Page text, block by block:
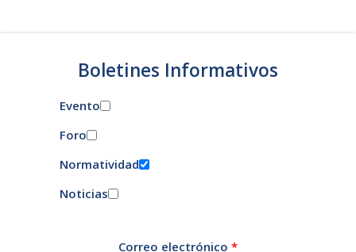
Boletines Informativos
Evento
Foro
Normatividad
Noticias
Correo electrónico